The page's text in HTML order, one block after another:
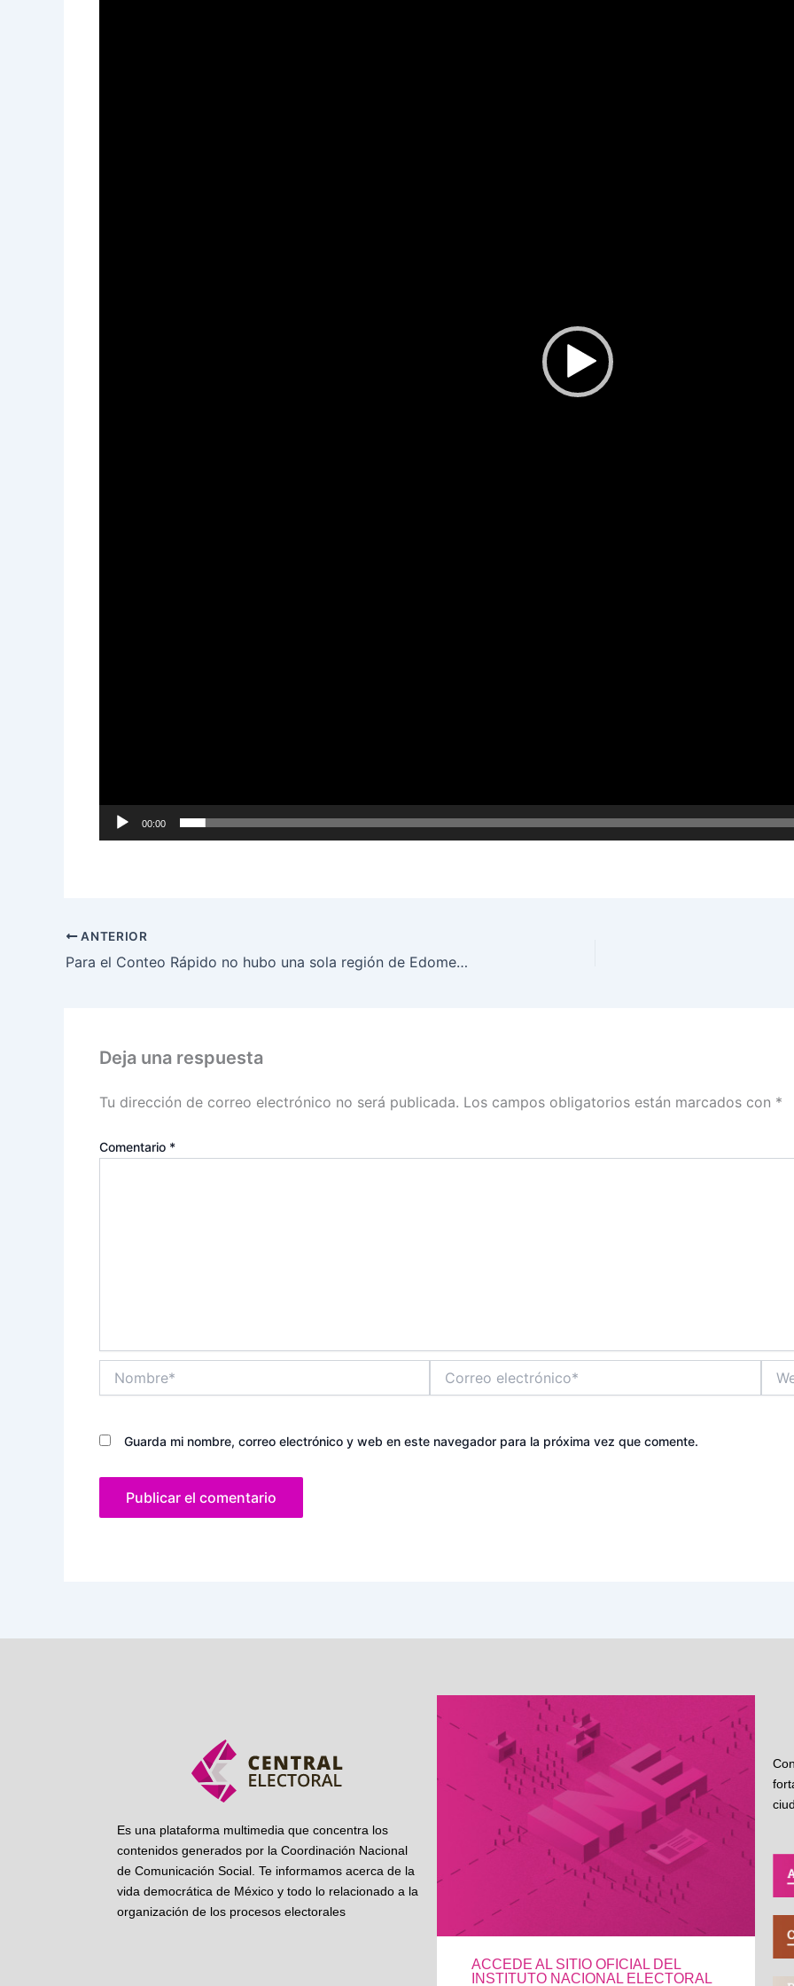
00:00
ANTERIOR
Para el Conteo Rápido no hubo una sola región de Edomex que no se incluyera en la muestra de los 45 distritos electorales: Murayama
Deja una respuesta
Tu dirección de correo electrónico no será publicada. Los campos obligatorios están marcados con *
Comentario *
electrónico*
Guarda mi nombre, correo electrónico y web en este navegador para la próxima vez que comente.
Es una plataforma multimedia que concentra los
contenidos generados por la Coordinación Nacional
de Comunicación Social. Te informamos acerca de la
vida democrática de México y todo lo relacionado a la
organización de los procesos electorales
ACCEDE AL SITIO OFICIAL DEL
INSTITUTO NACIONAL ELECTORAL